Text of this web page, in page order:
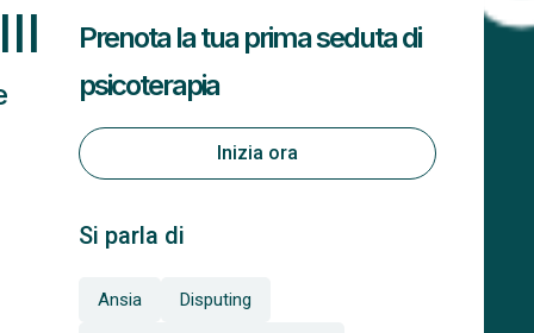
Si parla di
Ansia Disputing
Prenota la tua prima seduta di
psicoterapia
Inizia ora